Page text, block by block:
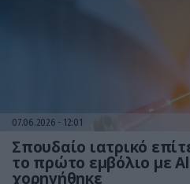
07.06.2026 12:01
Σπουδαίο ιατρικό
το πρώτο εμβόλιο με
χορηγήθηκε